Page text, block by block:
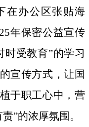
在办公区张贴海
年保密公益宣传
受教育”的学习
宣传方式，让国
于职工心中，营
”的浓厚氛围。